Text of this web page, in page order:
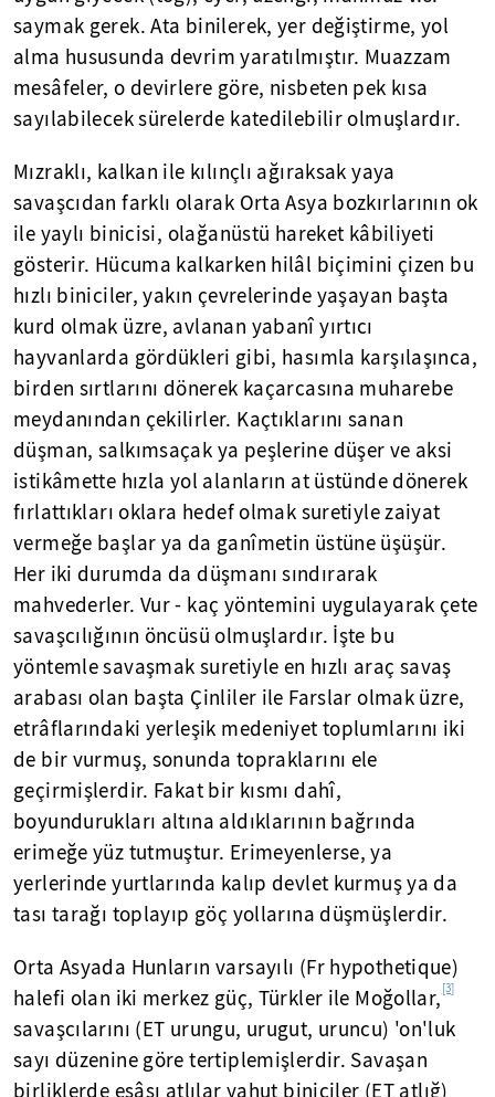
saymak gerek. Ata binilerek, yer değiştirme, yol
alma hususunda devrim yaratılmıştır. Muazzam
mesâfeler, o devirlere göre, nisbeten pek kısa
sayılabilecek sürelerde katedilebilir olmuşlardır.
Mızraklı, kalkan ile kılınçlı ağıraksak yaya
savaşcıdan farklı olarak Orta Asya bozkırlarının ok
ile yaylı binicisi, olağanüstü hareket kâbiliyeti
gösterir. Hücuma kalkarken hilâl biçimini çizen bu
hızlı biniciler, yakın çevrelerinde yaşayan başta
kurd olmak üzre, avlanan yabanî yırtıcı
hayvanlarda gördükleri gibi, hasımla karşılaşınca,
birden sırtlarını dönerek kaçarcasına muharebe
meydanından çekilirler. Kaçtıklarını sanan
düşman, salkımsaçak ya peşlerine düşer ve aksi
istikâmette hızla yol alanların at üstünde dönerek
fırlattıkları oklara hedef olmak suretiyle zaiyat
vermeğe başlar ya da ganîmetin üstüne üşüşür.
Her iki durumda da düşmanı sındırarak
mahvederler. Vur - kaç yöntemini uygulayarak çete
savaşcılığının öncüsü olmuşlardır. İşte bu
yöntemle savaşmak suretiyle en hızlı araç savaş
arabası olan başta Çinliler ile Farslar olmak üzre,
etrâflarındaki yerleşik medeniyet toplumlarını iki
de bir vurmuş, sonunda topraklarını ele
geçirmişlerdir. Fakat bir kısmı dahî,
boyundurukları altına aldıklarının bağrında
erimeğe yüz tutmuştur. Erimeyenlerse, ya
yerlerinde yurtlarında kalıp devlet kurmuş ya da
tası tarağı toplayıp göç yollarına düşmüşlerdir.
Orta Asyada Hunların varsayılı (Fr hypothetique)
halefi olan iki merkez güç, Türkler ile Moğollar,[3]
savaşcılarını (ET urungu, urugut, uruncu) 'on'luk
sayı düzenine göre tertiplemişlerdir. Savaşan
birliklerde esâsı atlılar yahut biniciler (ET atlığ)